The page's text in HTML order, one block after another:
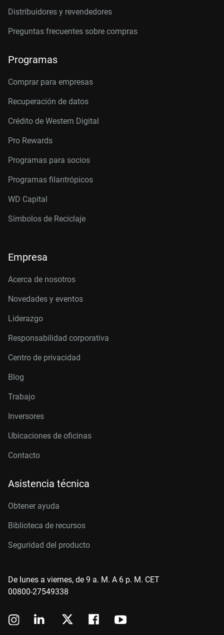
Distribuidores y revendedores
Preguntas frecuentes sobre compras
Programas
Comprar para empresas
Recuperación de datos
Crédito de Western Digital
Pro Rewards
Programas para socios
Programas filantrópicos
WD Capital
Símbolos de Reciclaje
Empresa
Acerca de nosotros
Novedades y eventos
Liderazgo
Responsabilidad corporativa
Centro de privacidad
Blog
Trabajo
Inversores
Ubicaciones de oficinas
Contacto
Asistencia técnica
Obtener ayuda
Biblioteca de recursos
Seguridad del producto
De lunes a viernes, de 9 a. M. A 6 p. M. CET
00800-27549338